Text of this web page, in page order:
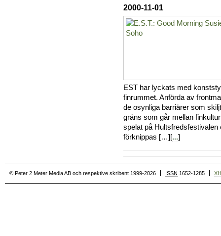
2000-11-01
EST har lyckats med
finrummet. Anförda av
de osynliga barriärer som
gräns som går mellan
spelat på
förknippas […][...]
© Peter 2 Meter Media AB och respektive skribent 1999-2026 ISSN 1652-1285